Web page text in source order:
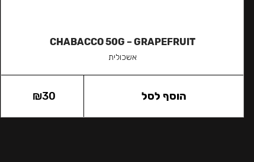
CHABACCO 50G – GRAPEFRUIT
אשכולית
₪30 הוסף לסל